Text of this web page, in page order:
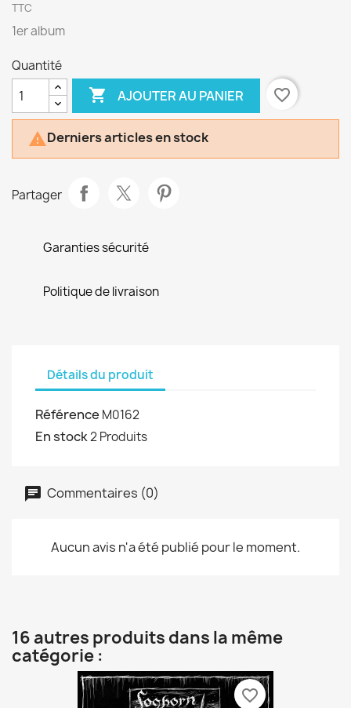
TTC
1er album
Quantité
 AJOUTER AU PANIER favorite_border
Derniers articles en stock
Partager
Garanties sécurité
Politique de livraison
Détails du produit
Référence M0162
En stock2 Produits
Commentaires (0)
Aucun avis n'a été publié pour le moment.
16 autres produits dans la même
catégorie :
favorite_border